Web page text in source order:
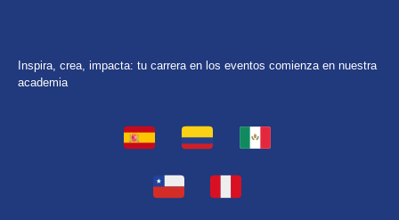
Inspira, crea, impacta: tu carrera en los eventos comienza en nuestra
academia